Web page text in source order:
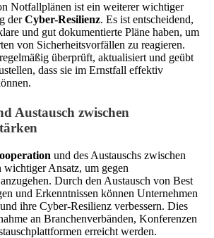
Notfallplänen ist ein weiterer wichtiger
derCyber-Resilienz. Es ist entscheidend,
und gut dokumentierte Pläne haben, um
von Sicherheitsvorfällen zu reagieren.
überprüft, aktualisiert und geübt
dass sie im Ernstfall effektiv
Austausch zwischen
und des Austauschs zwischen
wichtiger Ansatz, um gegen
Durch den Austausch von Best
und Erkenntnissen können Unternehmen
ihre Cyber-Resilienz verbessern. Dies
an Branchenverbänden, Konferenzen
erreicht werden.